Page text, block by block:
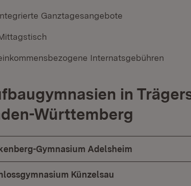
Ganztagesangebote
Internatsgebühren
in
Württemberg
Gymnasium Adelsheim
Künzelsau